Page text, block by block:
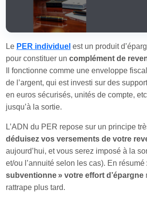
Le PER individuel est un produit
pour constituer un complément de
Il fonctionne comme une enveloppe
de l’argent, qui est investi sur des
en euros sécurisés, unités de compte,
jusqu’à la sortie.
L’ADN du PER repose sur un principe
déduisez vos versements de votre
aujourd’hui, et vous serez imposé à la
et/ou l’annuité selon les cas). En résumé
subventionne » votre effort d’épargne
rattrape plus tard.